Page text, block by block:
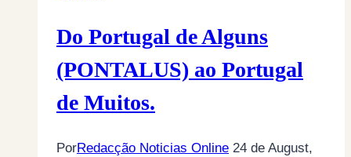
(por
Jacinto
Furtado)
Do Portugal de Alguns
(PONTALUS) ao Portugal
de Muitos.
PorRedacção Noticias Online 24 de August,